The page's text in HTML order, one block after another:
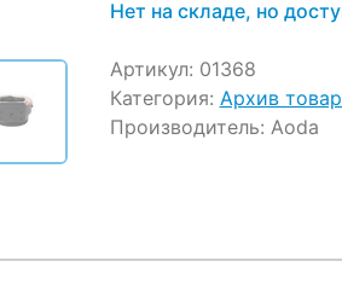
Нет на складе, но
Артикул: 01368
Категория: Архив
Производитель: Aoda